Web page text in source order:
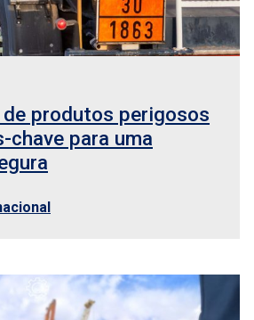
produtos perigosos
chave para uma